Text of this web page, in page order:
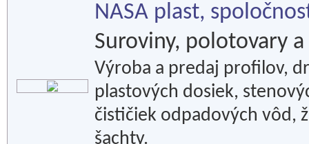
NASA plast,
Suroviny, polotovary
Výroba a predaj profilov,
plastových dosiek,
čističiek odpadových vôd,
šachty.